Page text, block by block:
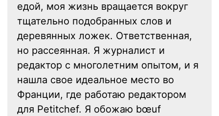
едой, моя жизнь вращается вокруг
тщательно подобранных слов и
деревянных ложек. Ответственная,
но рассеянная. Я журналист и
редактор с многолетним опытом, и я
нашла свое идеальное место во
Франции, где работаю редактором
для Petitchef. Я обожаю bœuf